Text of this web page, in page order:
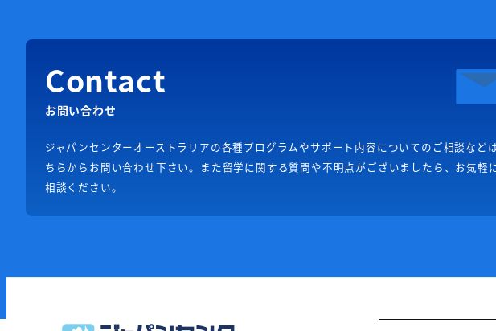
Contact
お問い合わせ
ジャパンセンターオーストラリアの各種プログラムやサポート内容についてのご相談など
ちらからお問い合わせ下さい。また留学に関する質問や不明点がございましたら、お気軽
相談ください。